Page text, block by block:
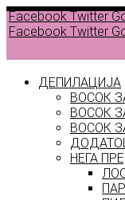
Facebook Twitter
Facebook Twitter
ДЕПИЛАЦИЈА
ВОСОК
ВОСОК
ВОСОК
НЕГА
products